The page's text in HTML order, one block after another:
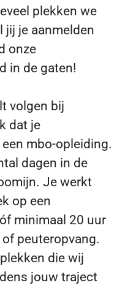
plekken we
jij je aanmelden
onze
in de gaten!
volgen bij
dat je
mbo-opleiding.
dagen in de
Je werkt
op een
minimaal 20 uur
peuteropvang.
die wij
jouw traject